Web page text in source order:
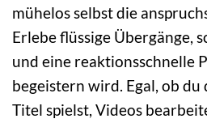
mühelos selbst die
Erlebe flüssige Übergänge,
und eine reaktionsschnelle
begeistern wird. Egal, ob du
Titel spielst, Videos